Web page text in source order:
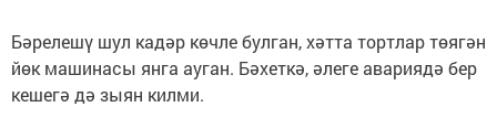
Бәрелешү шул кадәр көчле булган, хәтта тортлар төягән
йөк машинасы янга ауган. Бәхеткә, әлеге авариядә бер
кешегә дә зыян килми.